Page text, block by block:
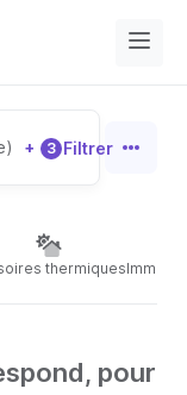
+ 3 Filtrer
thermiques
pour